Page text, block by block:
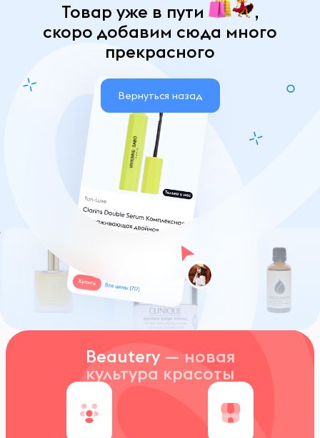
Товар уже в пути
,
скоро добавим сюда много
прекрасного
Вернуться назад
Beautery — новая
культура красоты